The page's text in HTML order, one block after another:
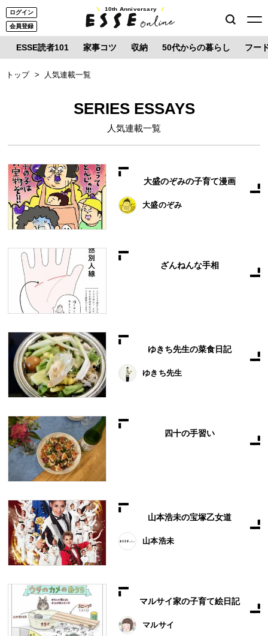
ログイン
会員登録
10th Anniversary
ESSE読者101 家事コツ 収納 50代からの暮らし フー
トップ 人気連載一覧
SERIES ESSAYS
人気連載一覧
大盛のぞみの子育て漫画
大盛のぞみ
ざんねんな手相
ゆきち先生の菜食日記
ゆきち先生
四十の手習い
山本浩未の宝塚乙女道
山本浩未
マルサイ家の子育て絵日記
マルサイ